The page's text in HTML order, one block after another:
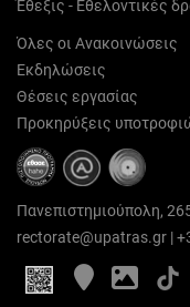
Έθεξις - Εθελοντικές
Όλες οι Ανακοινώσεις
Εκδηλώσεις
Θέσεις εργασίας
Προκηρύξεις
Πανεπιστημιούπολη,
rectorate@upatras.gr |
Google
Maps